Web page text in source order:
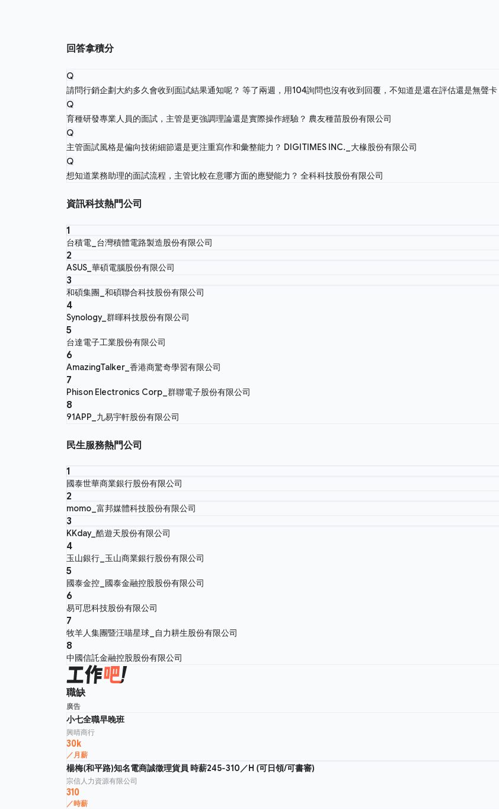
回答拿積分
Q
請問行銷企劃大約多久會收到面試結果通知呢？ 等了兩週，用104詢問也沒有收到回覆，不知道是還在評估還是無聲卡
Q
育種研發專業人員的面試，主管是更強調理論還是實際操作經驗？ 農友種苗股份有限公司
Q
主管面試風格是偏向技術細節還是更注重寫作和彙整能力？ DIGITIMES INC._大椽股份有限公司
Q
想知道業務助理的面試流程，主管比較在意哪方面的應變能力？ 全科科技股份有限公司
資訊科技熱門公司
1
台積電_台灣積體電路製造股份有限公司
2
ASUS_華碩電腦股份有限公司
3
和碩集團_和碩聯合科技股份有限公司
4
Synology_群暉科技股份有限公司
5
台達電子工業股份有限公司
6
AmazingTalker_香港商驚奇學習有限公司
7
Phison Electronics Corp_群聯電子股份有限公司
8
91APP_九易宇軒股份有限公司
民生服務熱門公司
1
國泰世華商業銀行股份有限公司
2
momo_富邦媒體科技股份有限公司
3
KKday_酷遊天股份有限公司
4
玉山銀行_玉山商業銀行股份有限公司
5
國泰金控_國泰金融控股股份有限公司
6
易可思科技股份有限公司
7
牧羊人集團暨汪喵星球_自力耕生股份有限公司
8
中國信託金融控股股份有限公司
職缺
廣告
小七全職早晚班
興晴商行
30k
／月薪
楊梅(和平路)知名電商誠徵理貨員 時薪245-310／H (可日領/可書審)
宗信人力資源有限公司
310
／時薪